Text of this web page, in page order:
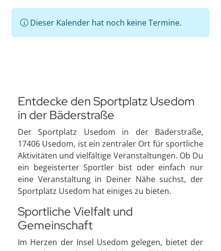
Dieser Kalender hat noch keine Termine.
Entdecke den Sportplatz Usedom
in der Bäderstraße
Der Sportplatz Usedom in der Bäderstraße,
17406 Usedom, ist ein zentraler Ort für sportliche
Aktivitäten und vielfältige Veranstaltungen. Ob Du
ein begeisterter Sportler bist oder einfach nur
eine Veranstaltung in Deiner Nähe suchst, der
Sportplatz Usedom hat einiges zu bieten.
Sportliche Vielfalt und
Gemeinschaft
Im Herzen der Insel Usedom gelegen, bietet der